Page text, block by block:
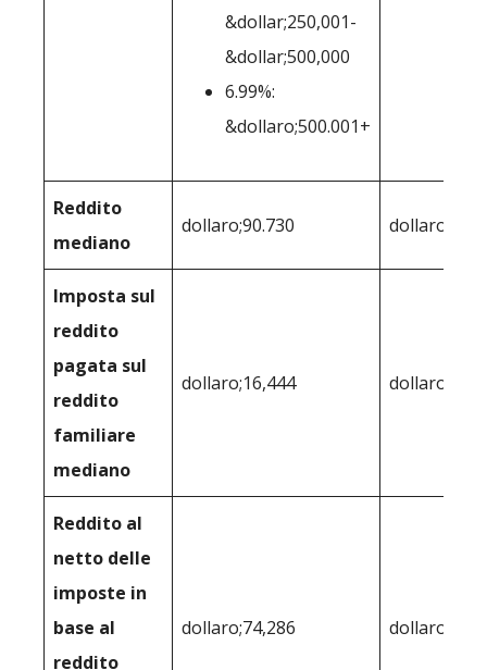
&dollar;250,001-
&dollar;500,000
6.99%:
&dollaro;500.001+
Reddito
mediano
dollaro;90.730
Imposta sul
reddito
pagata sul
reddito
familiare
mediano
dollaro;16,444
Reddito al
netto delle
imposte in
base al
reddito
dollaro;74,286